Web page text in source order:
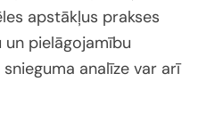
apstākļus prakses
pielāgojamību
analīze var arī